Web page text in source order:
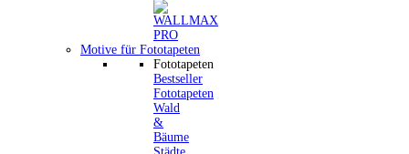
Motive für Fototapeten
Fototapeten
Bestseller
Fototapeten
Wald
&
Bäume